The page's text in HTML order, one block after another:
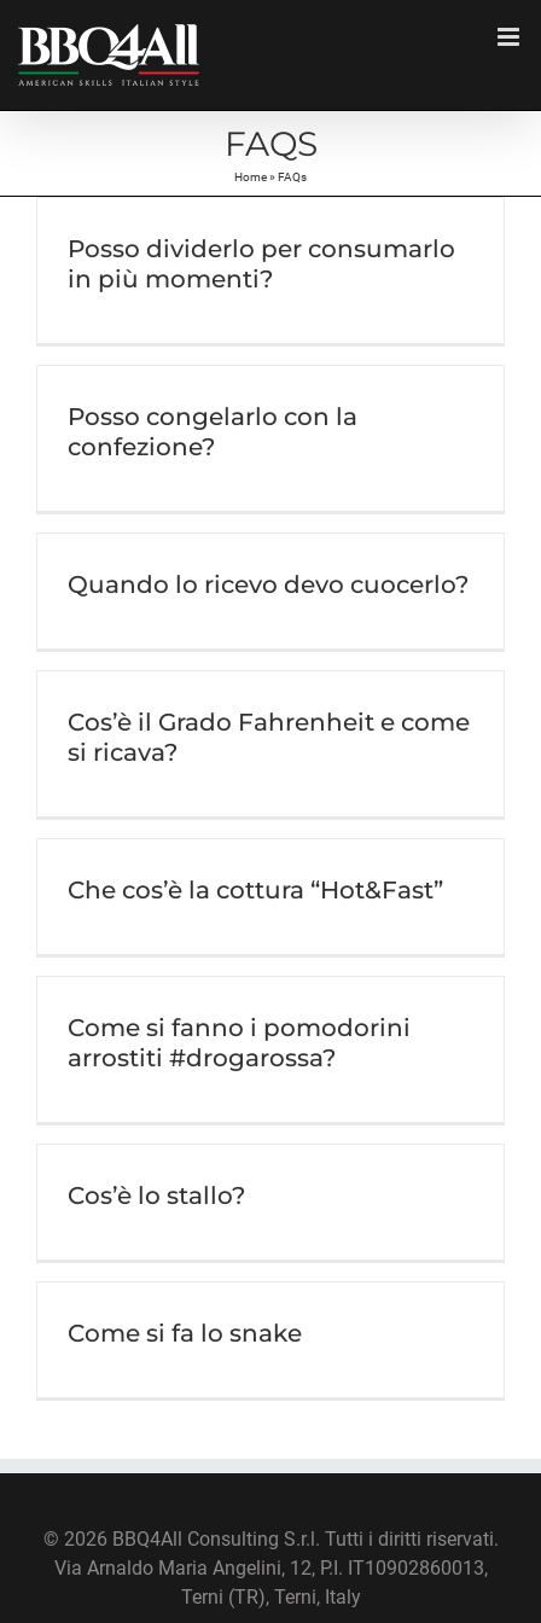
contenuto
FAQS
Home» FAQs
Posso dividerlo per consumarlo
in più momenti?
Posso congelarlo con la
confezione?
Quando lo ricevo devo cuocerlo?
Cos’è il Grado Fahrenheit e come
si ricava?
Che cos’è la cottura “Hot&Fast”
Come si fanno i pomodorini
arrostiti #drogarossa?
Cos’è lo stallo?
Come si fa lo snake
© 2026 BBQ4All Consulting S.r.l. Tutti i diritti riservati.
Via Arnaldo Maria Angelini, 12, P.I. IT10902860013,
Terni (TR), Terni, Italy